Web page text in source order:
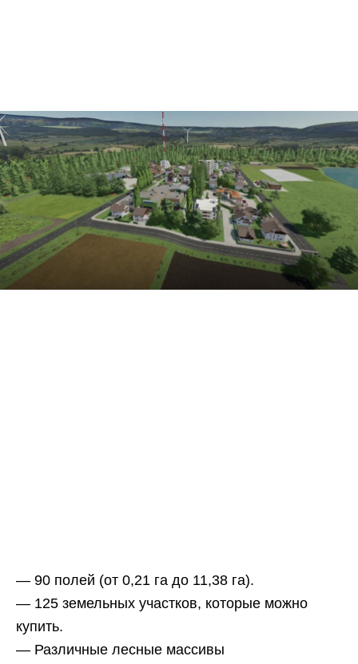
— 90 полей (от 0,21 га до 11,38 га).
— 125 земельных участков, которые можно
купить.
— Различные лесные массивы